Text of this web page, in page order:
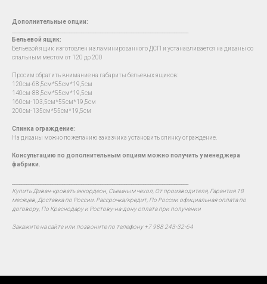
Дополнительные опции:
Бельевой ящик:
Бельевой ящик изготовлен из ламинированного ДСП и устанавливается на диваны со
спальным местом от 120 до 200
Просим обратить внимание на габариты бельевых ящиков:
120см-68,5см*55см*19,5см
140см-88,5см*55см*19,5см
160см-103,5см*55см*19,5см
200см-135см*55см*19,5см
Спинка ограждение:
На диваны можно по желанию заказчика установить спинку ограждение.
Консультацию по дополнительным опциям можно получить у менеджера
фабрики.
Купить Диван-кровать аккордеон, Съемным чехол, От производителя, Гарантия 18
месяцев, Доставка по России. Рассрочка/кредит, По России официальная оплата по
договору, По Краснодару и Ростову-на-дону оплата при получении
Закажите на сайте или позвоните по телефону +7 988 243-32-64